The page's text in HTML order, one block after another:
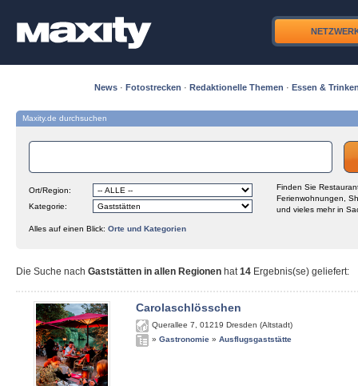
News · Fotostrecken · Redaktionelle Themen · Essen &
Maxity.de durchsuchen
Ort/Region:
Kategorie:
Finden Sie
Ferienwohnungen,
und vieles mehr in
Alles auf einen Blick: Orte und Kategorien
Die Suche nach Gaststätten in allen Regionen hat14 Ergebnis(se) geliefert:
Carolaschlösschen
Querallee 7 01219 Dresden (Altstadt)
» Gastronomie » Ausflugsgaststätte